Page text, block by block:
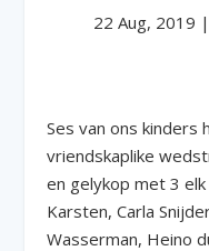
22 Aug, 2019 |
Ses van ons kinders
vriendskaplike
en gelykop met 3
Karsten, Carla
Wasserman, Heino